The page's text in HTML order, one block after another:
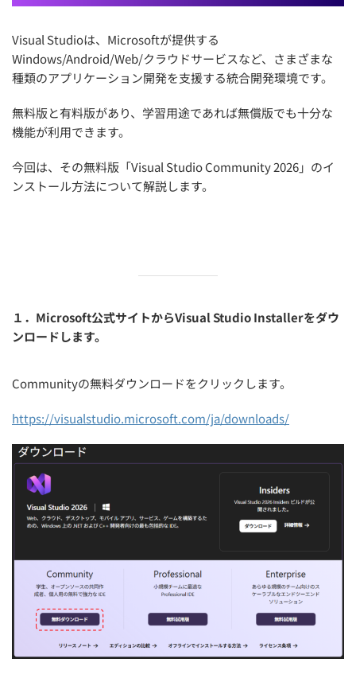
Visual Studioは、Microsoftが提供する
Windows/Android/Web/クラウドサービスなど、さまざまな
種類のアプリケーション開発を支援する統合開発環境です。
無料版と有料版があり、学習用途であれば無償版でも十分な
機能が利用できます。
今回は、その無料版「Visual Studio Community 2026」のイ
ンストール方法について解説します。
１．Microsoft公式サイトからVisual Studio Installerをダウ
ンロードします。
Communityの無料ダウンロードをクリックします。
https://visualstudio.microsoft.com/ja/downloads/